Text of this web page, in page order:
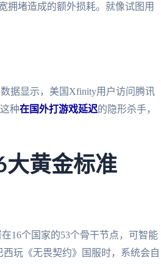
拥堵造成的额外损耗。就像试图用
据显示，美国Xfinity用户访问腾讯
种在国外打游戏延迟的隐形杀手，
大黄金标准
16个国家的53个骨干节点，可智能
玩《无畏契约》国服时，系统会自